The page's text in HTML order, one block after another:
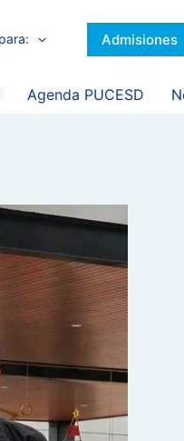
Admisiones
Agenda PUCESD